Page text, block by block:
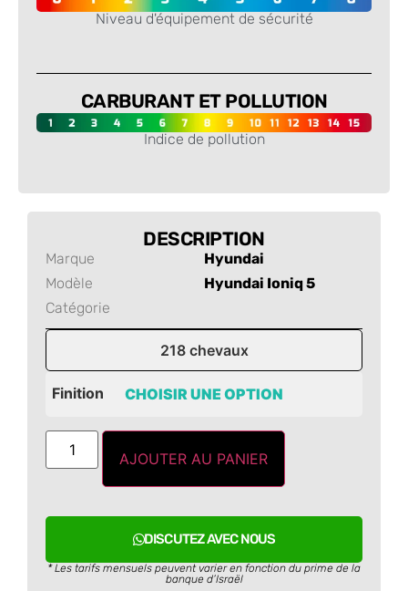
Niveau d'équipement de sécurité
CARBURANT ET POLLUTION
Indice de pollution
DESCRIPTION
Marque
Hyundai
Modèle
Hyundai Ioniq 5
Catégorie
218 chevaux
Finition
AJOUTER AU PANIER
DISCUTEZ AVEC NOUS
* Les tarifs mensuels peuvent varier en fonction du prime de la
banque d’Israël